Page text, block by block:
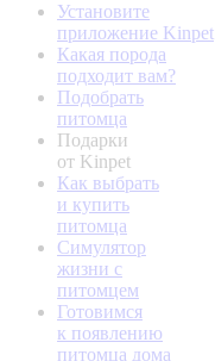
Установите
приложение Kinpet
Какая порода
подходит вам?
Подобрать
питомца
Подарки
от Kinpet
Как выбрать
и купить
питомца
Симулятор
жизни с
питомцем
Готовимся
к появлению
питомца дома